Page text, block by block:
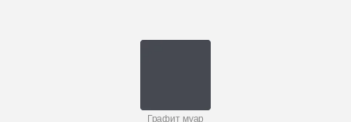
Графит муар